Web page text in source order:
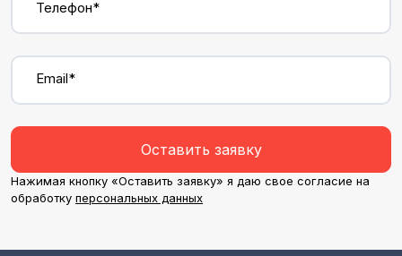
Телефон*
Email*
Оставить заявку
Нажимая кнопку «Оставить заявку» я даю свое согласие на
обработку персональных данных